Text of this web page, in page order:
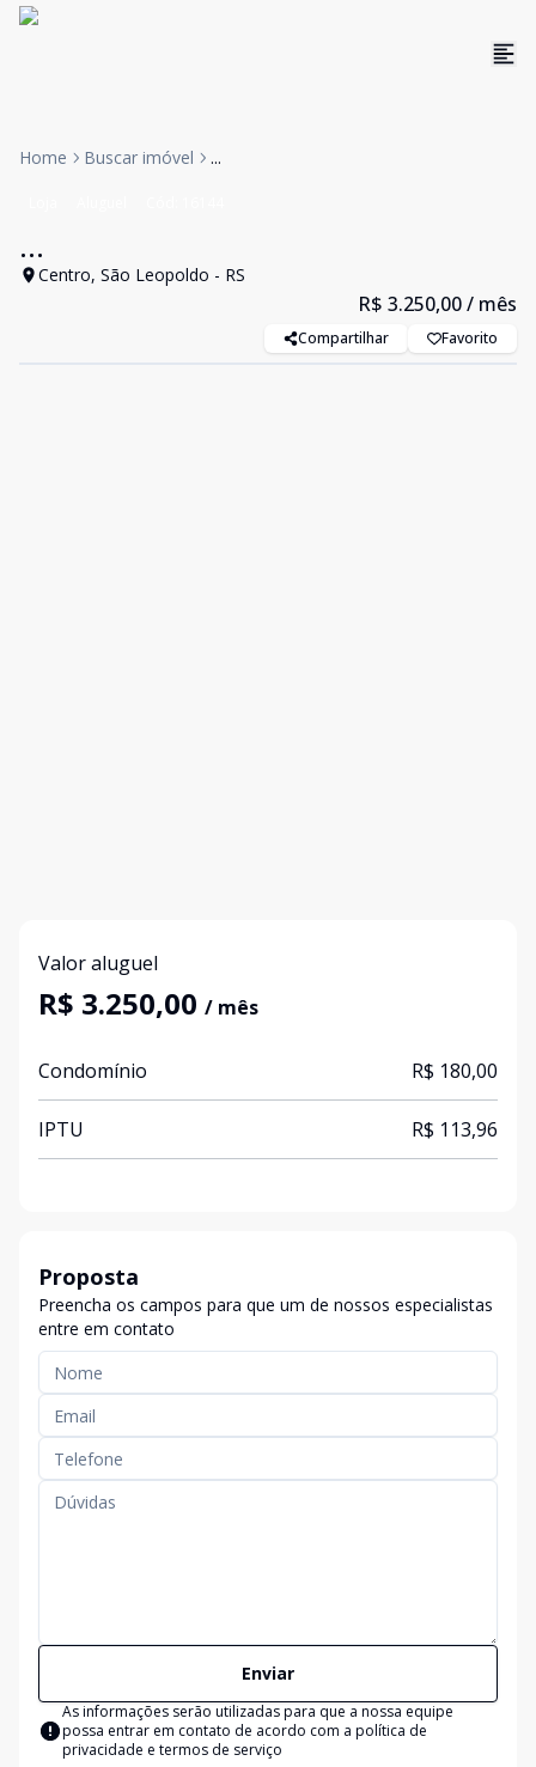
Home Buscar imóvel ...
...
Centro, São Leopoldo - RS
R$ 3.250,00/ mês
Compartilhar Favorito
Valor aluguel
R$ 3.250,00 / mês
Condomínio R$ 180,00
IPTU R$ 113,96
Proposta
Preencha os campos para que um de nossos especialistas
entre em contato
Enviar
As informações serão utilizadas para que a nossa equipe
possa entrar em contato de acordo com a política de
privacidade e termos de serviço